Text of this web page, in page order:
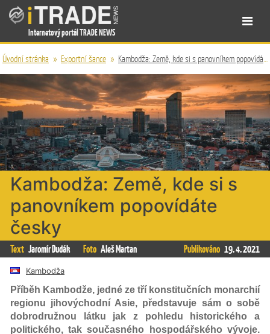
Internetový portál TRADE NEWS
Úvodní stránka » Exportní šance » Kambodža: Země, kde si s panovníkem popovídáte česky
Kambodža: Země, kde si s
panovníkem popovídáte
česky
Text Jaromír Dudák Foto Aleš Martan Publikováno 19. 4. 2021
Kambodža
Příběh Kambodže, jedné ze tří konstitučních monarchií
regionu jihovýchodní Asie, představuje sám o sobě
dobrodružnou látku jak z pohledu historického a
politického, tak současného hospodářského vývoje.